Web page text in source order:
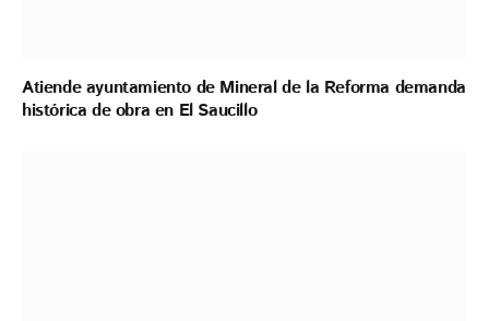
Atiende ayuntamiento de Mineral de la Reforma demanda
histórica de obra en El Saucillo